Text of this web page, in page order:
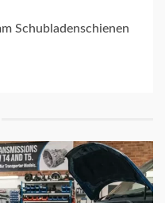
Schubladenschienen